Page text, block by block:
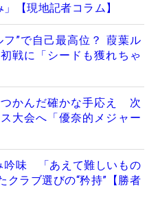
【現地記者コラム】
フ”で自己最高位？ 葭葉ル
戦に「シードも獲れちゃ
かんだ確かな手応え 次
大会へ「優奈的メジャー
吟味 「あえて難しいもの
クラブ選びの“矜持”【勝者